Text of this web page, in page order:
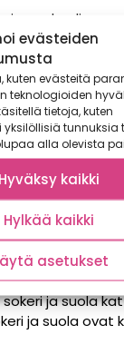
evästeiden
kuten evästeitä
teknologioiden
tietoja, kuten
tunnuksia
alla olevista
Hyväksy kaikki
Hylkää kaikki
asetukset
punakaali
kynsiä
inkivääriä
kuorta
sokeri ja suola
ja suola ovat